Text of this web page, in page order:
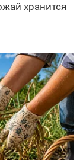
хранится